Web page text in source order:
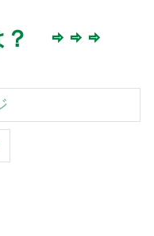
？ ⇨ ⇨ ⇨